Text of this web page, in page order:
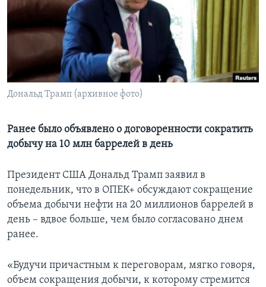
Learning English
СОЦИАЛЬНЫЕ СЕТИ
Дональд Трамп (архивное фото)
Ранее было объявлено о договоренности сократить
добычу на 10 млн баррелей в день
Президент США Дональд Трамп заявил в
понедельник, что в ОПЕК+ обсуждают сокращение
объема добычи нефти на 20 миллионов баррелей в
день – вдвое больше, чем было согласовано днем
ранее.
«Будучи причастным к переговорам, мягко говоря,
объем сокращения добычи, к которому стремится